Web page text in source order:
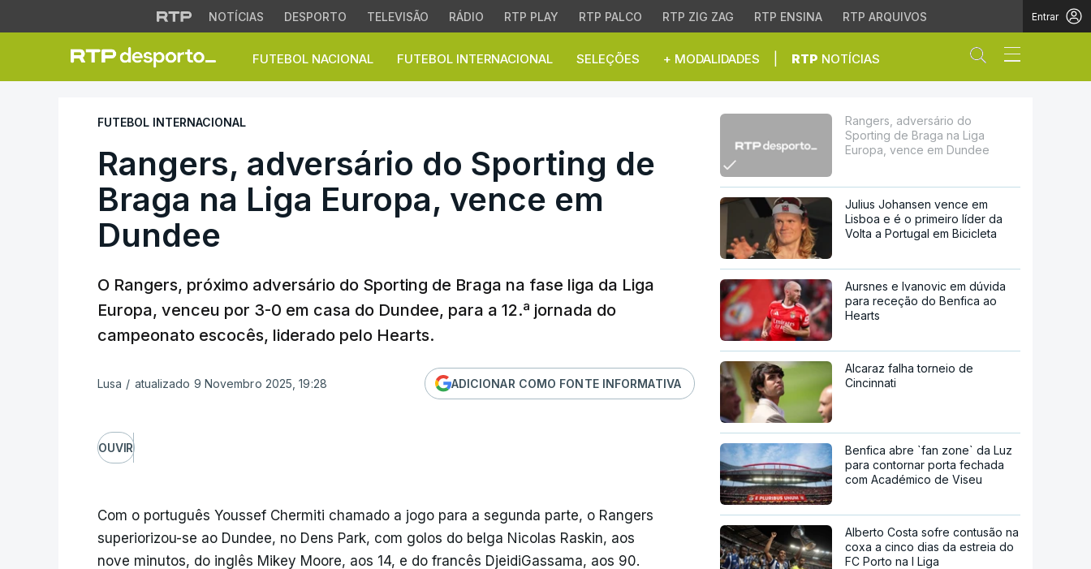
NOTÍCIAS DESPORTO TELEVISÃO RÁDIO RTP PLAY RTP PALCO RTP ZIG ZAG RTP ENSINA RTP ARQUIVOS Entrar
FUTEBOL NACIONAL FUTEBOL INTERNACIONAL SELEÇÕES + MODALIDADES RTP NOTÍCIAS Abrir campo
Rangers, adversário do Sporting de Braga na Liga Europa, vence
FUTEBOL INTERNACIONAL
Rangers, adversário do Sporting de
Braga na Liga Europa, vence em
Dundee
O Rangers, próximo adversário do Sporting de Braga na fase liga da Liga
Europa, venceu por 3-0 em casa do Dundee, para a 12.ª jornada do
campeonato escocês, liderado pelo Hearts.
Lusa / atualizado 9 Novembro 2025, 19:28 ADICIONAR COMO FONTE INFORMATIVA
OUVIR
Com o português Youssef Chermiti chamado a jogo para a segunda parte, o Rangers
superiorizou-se ao Dundee, no Dens Park, com golos do belga Nicolas Raskin, aos
nove minutos, do inglês Mikey Moore, aos 14, e do francês DjeidiGassama, aos 90.
Rangers, adversário do
Sporting de Braga na Liga
Europa, vence em Dundee
Julius Johansen vence em
Lisboa e é o primeiro líder da
Volta a Portugal em Bicicleta
Aursnes e Ivanovic em dúvida
para receção do Benfica ao
Hearts
Alcaraz falha torneio de
Cincinnati
Benfica abre `fan zone` da Luz
para contornar porta fechada
com Académico de Viseu
Alberto Costa sofre contusão na
coxa a cinco dias da estreia do
FC Porto na I Liga